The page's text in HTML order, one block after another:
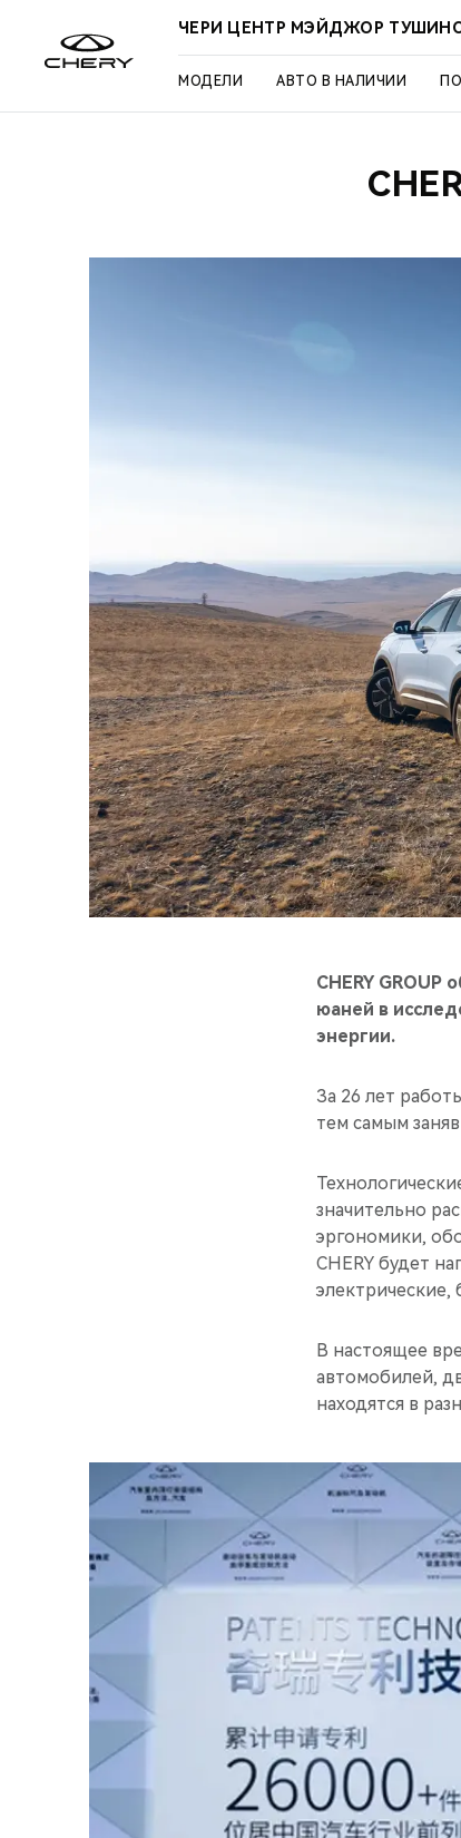
ЧЕРИ ЦЕНТР МЭЙДЖОР
МОДЕЛИ АВТО В НАЛИЧИИ
CHERY
юаней в
энергии.
За 26 лет
тем самым
значительно
эргономики,
CHERY будет
В настоящее
автомобилей,
находятся в